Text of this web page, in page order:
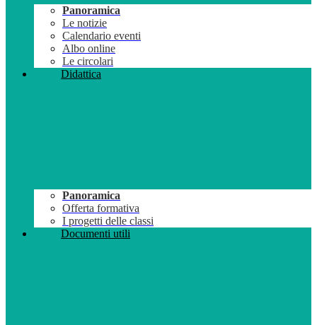
Panoramica
Le notizie
Calendario eventi
Albo online
Le circolari
Didattica
Panoramica
Offerta formativa
I progetti delle classi
Documenti utili